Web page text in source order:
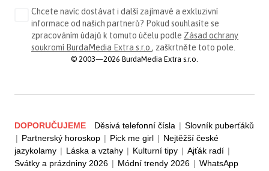
Chcete navíc dostávat i další zajímavé a exkluzivní
informace od našich partnerů? Pokud souhlasíte se
zpracováním údajů k tomuto účelu podle Zásad ochrany
soukromí BurdaMedia Extra s.r.o. , zaškrtněte toto pole.
© 2003—2026 BurdaMedia Extra s.r.o.
DOPORUČUJEME Děsivá telefonní čísla | Slovník puberťáků
| Partnerský horoskop | Pick me girl | Nejtěžší české
jazykolamy | Láska a vztahy | Kulturní tipy | Ajťák radí |
Svátky a prázdniny 2026 | Módní trendy 2026 | WhatsApp